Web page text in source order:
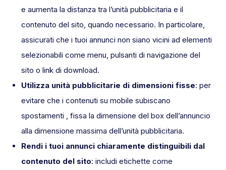
e aumenta la distanza tra l’unità pubblicitaria e il
contenuto del sito, quando necessario. In particolare,
assicurati che i tuoi annunci non siano vicini ad elementi
selezionabili come menu, pulsanti di navigazione del
sito o link di download.
Utilizza unità pubblicitarie di dimensioni fisse: per
evitare che i contenuti su mobile subiscano
spostamenti , fissa la dimensione del box dell’annuncio
alla dimensione massima dell’unità pubblicitaria.
Rendi i tuoi annunci chiaramente distinguibili dal
contenuto del sito: includi etichette come